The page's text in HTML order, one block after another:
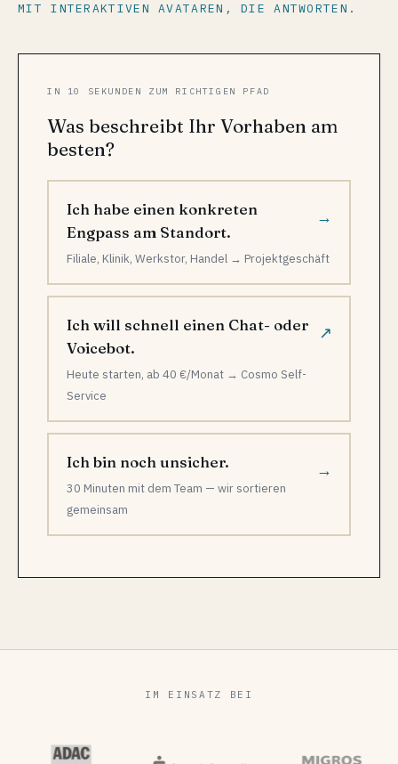
MIT INTERAKTIVEN AVATAREN, DIE ANTWORTEN.
IN 10 SEKUNDEN ZUM RICHTIGEN PFAD
Was beschreibt Ihr Vorhaben am
besten?
→
Ich habe einen konkreten
Engpass am Standort.
Filiale, Klinik, Werkstor, Handel → Projektgeschäft
↗
Ich will schnell einen Chat- oder
Voicebot.
Heute starten, ab 40 €/Monat → Cosmo Self-
Service
→
Ich bin noch unsicher.
30 Minuten mit dem Team — wir sortieren
gemeinsam
IM EINSATZ BEI